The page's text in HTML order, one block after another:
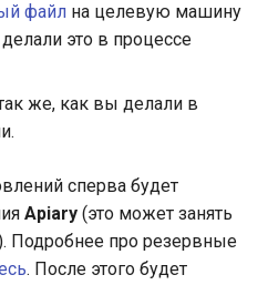
файл на целевую машину
это в процессе
же, как вы делали в
сперва будет
Apiary (это может занять
Подробнее про резервные
. После этого будет